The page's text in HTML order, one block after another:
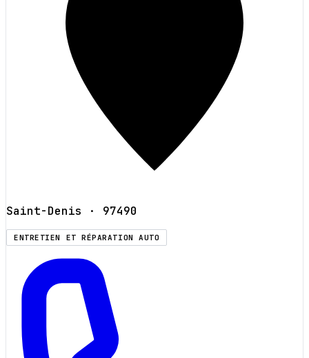
Saint-Denis · 97490
ENTRETIEN ET RÉPARATION AUTO